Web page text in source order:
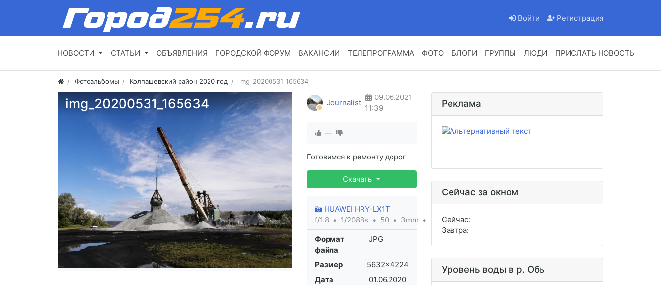
Войти Регистрация
НОВОСТИ СТАТЬИ ОБЪЯВЛЕНИЯ ГОРОДСКОЙ ФОРУМ ВАКАНСИИ ТЕЛЕПРОГРАММА ФОТО БЛОГИ ГРУППЫ ЛЮДИ ПРИСЛАТЬ НОВОСТЬ
Фотоальбомы Колпашевский район 2020 год img_20200531_165634
img_20200531_165634 Journalist
09.06.2021
11:39
—
Готовимся к ремонту дорог
Скачать
HUAWEI HRY-LX1T
f/1.8
1/2088s 50 3mm 26mm
Формат
файла
JPG
Размер
5632×4224
Дата
01.06.2020
Реклама
Сейчас за окном
Сейчас:
Завтра:
Уровень воды в р. Обь